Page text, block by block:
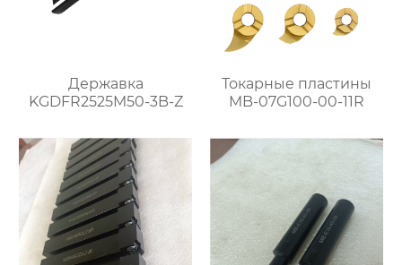
Державка
KGDFR2525M50-3B-Z
Токарные пластины
MB-07G100-00-11R